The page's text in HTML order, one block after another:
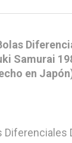
Samurai
en
Diferenciales